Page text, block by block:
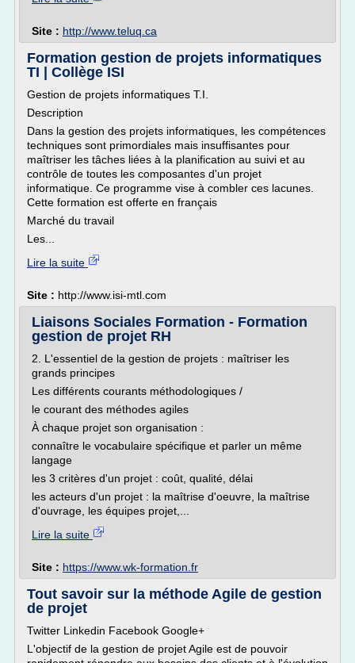
Site : http://www.teluq.ca
Formation gestion de projets informatiques
TI | Collège ISI
Gestion de projets informatiques T.I.
Description
Dans la gestion des projets informatiques, les compétences
techniques sont primordiales mais insuffisantes pour
maîtriser les tâches liées à la planification au suivi et au
contrôle de toutes les composantes d'un projet
informatique. Ce programme vise à combler ces lacunes.
Cette formation est offerte en français
Marché du travail
Les...
Lire la suite
Site : http://www.isi-mtl.com
Liaisons Sociales Formation - Formation
gestion de projet RH
2. L'essentiel de la gestion de projets : maîtriser les
grands principes
Les différents courants méthodologiques /
le courant des méthodes agiles
À chaque projet son organisation :
connaître le vocabulaire spécifique et parler un même
langage
les 3 critères d'un projet : coût, qualité, délai
les acteurs d'un projet : la maîtrise d'oeuvre, la maîtrise
d'ouvrage, les équipes projet,...
Lire la suite
Site : https://www.wk-formation.fr
Tout savoir sur la méthode Agile de gestion
de projet
Twitter Linkedin Facebook Google+
L'objectif de la gestion de projet Agile est de pouvoir